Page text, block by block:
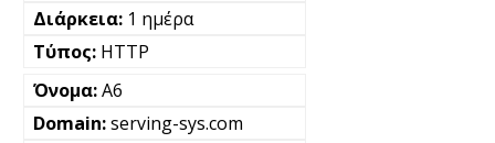
1 ημέρα
HTTP
A6
serving-sys.com